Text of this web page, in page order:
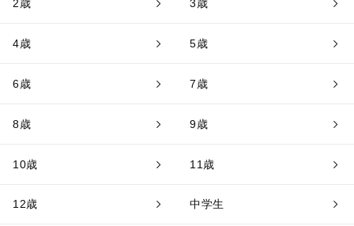
2歳 3歳
4歳 5歳
6歳 7歳
8歳 9歳
10歳 11歳
12歳 中学生